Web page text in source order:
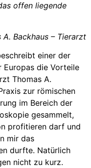
offen liegende
A. Backhaus – Tierarzt
einer der
Europas die Vorteile
Thomas A.
zur römischen
im Bereich der
gesammelt,
profitieren darf und
mir das
durfte. Natürlich
nicht zu kurz.